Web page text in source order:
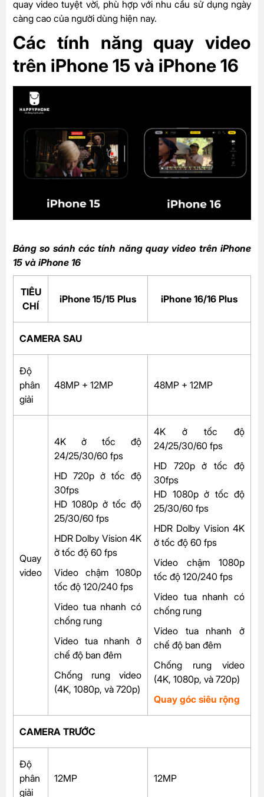
quay video tuyệt vời, phù hợp với nhu cầu sử dụng ngày
càng cao của người dùng hiện nay.
Các tính năng quay video
trên iPhone 15 và iPhone 16
Bảng so sánh các tính năng quay video trên iPhone
15 và iPhone 16
TIÊU
CHÍ
iPhone 15/15 Plus iPhone 16/16 Plus
CAMERA SAU
Độ
phân
giải
48MP + 12MP 48MP + 12MP
Quay
video
4K ở tốc độ
24/25/30/60 fps
HD 720p ở tốc độ
30fps
HD 1080p ở tốc độ
25/30/60 fps
HDR Dolby Vision 4K
ở tốc độ 60 fps
Video chậm 1080p
tốc độ 120/240 fps
Video tua nhanh có
chống rung
Video tua nhanh ở
chế độ ban đêm
Chống rung video
(4K, 1080p, và 720p)
4K ở tốc độ
24/25/30/60 fps
HD 720p ở tốc độ
30fps
HD 1080p ở tốc độ
25/30/60 fps
HDR Dolby Vision 4K
ở tốc độ 60 fps
Video chậm 1080p
tốc độ 120/240 fps
Video tua nhanh có
chống rung
Video tua nhanh ở
chế độ ban đêm
Chống rung video
(4K, 1080p, và 720p)
Quay góc siêu rộng
CAMERA TRƯỚC
Độ
phân
giải
12MP 12MP